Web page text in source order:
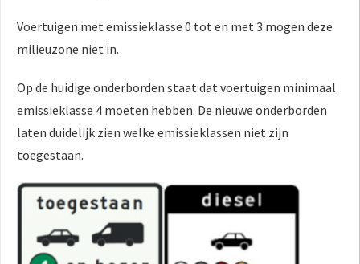
Voertuigen met emissieklasse 0 tot en met 3 mogen deze
milieuzone niet in.
Op de huidige onderborden staat dat voertuigen minimaal
emissieklasse 4 moeten hebben. De nieuwe onderborden
laten duidelijk zien welke emissieklassen niet zijn
toegestaan.